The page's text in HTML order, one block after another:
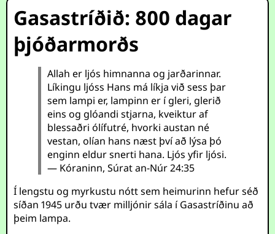
Gasastríðið: 800 dagar
þjóðarmorðs
Allah er ljós himnanna og jarðarinnar.
Líkingu ljóss Hans má líkja við sess þar
sem lampi er, lampinn er í gleri, glerið
eins og glóandi stjarna, kveiktur af
blessaðri ólífutré, hvorki austan né
vestan, olían hans næst því að lýsa þó
enginn eldur snerti hana. Ljós yfir ljósi.
— Kóraninn, Súrat an-Núr 24:35
Í lengstu og myrkustu nótt sem heimurinn hefur séð
síðan 1945 urðu tvær milljónir sála í Gasastríðinu að
þeim lampa.